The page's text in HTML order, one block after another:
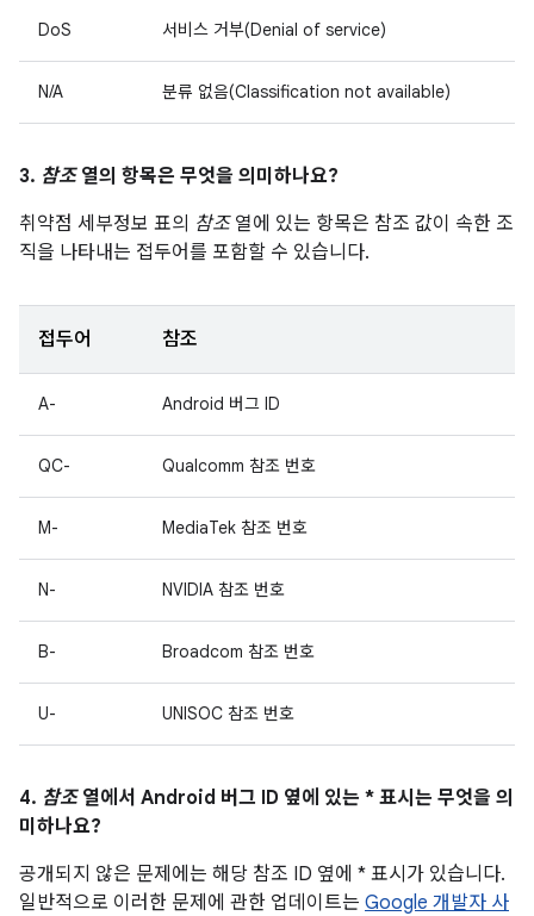
DoS 서비스 거부(Denial of service)
N/A 분류 없음(Classification not available)
3. 참조열의 항목은 무엇을 의미하나요?
취약점 세부정보 표의 참조열에 있는 항목은 참조 값이 속한 조
직을 나타내는 접두어를 포함할 수 있습니다.
접두어 참조
A- Android 버그 ID
QC- Qualcomm 참조 번호
M- MediaTek 참조 번호
N- NVIDIA 참조 번호
B- Broadcom 참조 번호
U- UNISOC 참조 번호
4. 참조열에서 Android 버그 ID 옆에 있는 * 표시는 무엇을 의
미하나요?
공개되지 않은 문제에는 해당 참조 ID 옆에 * 표시가 있습니다.
일반적으로 이러한 문제에 관한 업데이트는 Google 개발자 사